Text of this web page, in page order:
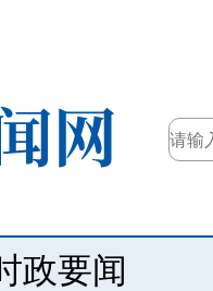
政要闻